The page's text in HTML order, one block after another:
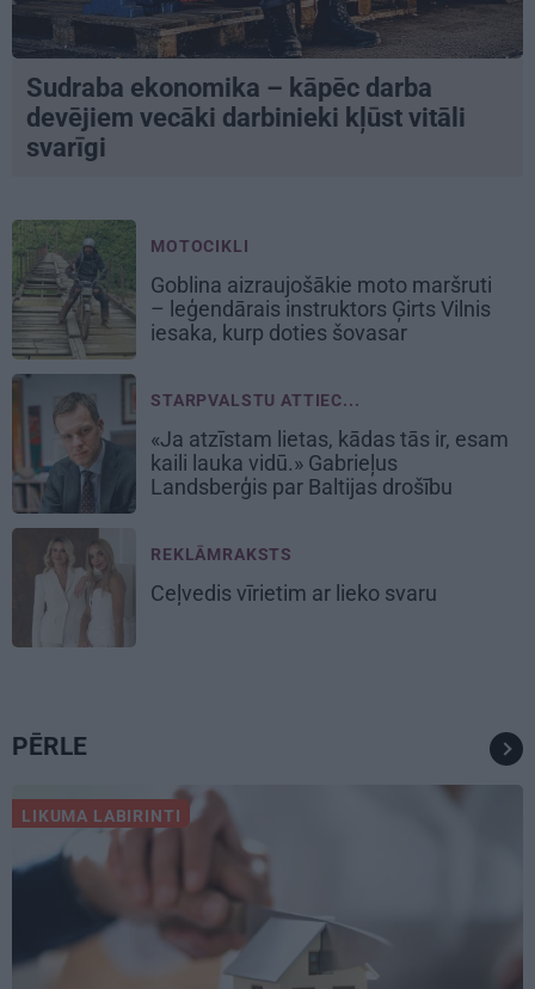
Sudraba ekonomika – kāpēc darba
devējiem vecāki darbinieki kļūst vitāli
svarīgi
MOTOCIKLI
Goblina aizraujošākie moto maršruti
– leģendārais instruktors Ģirts Vilnis
iesaka, kurp doties šovasar
STARPVALSTU ATTIEC...
«Ja atzīstam lietas, kādas tās ir, esam
kaili lauka vidū.» Gabrieļus
Landsberģis par Baltijas drošību
REKLĀMRAKSTS
Ceļvedis vīrietim ar lieko svaru
PĒRLE
LIKUMA LABIRINTI